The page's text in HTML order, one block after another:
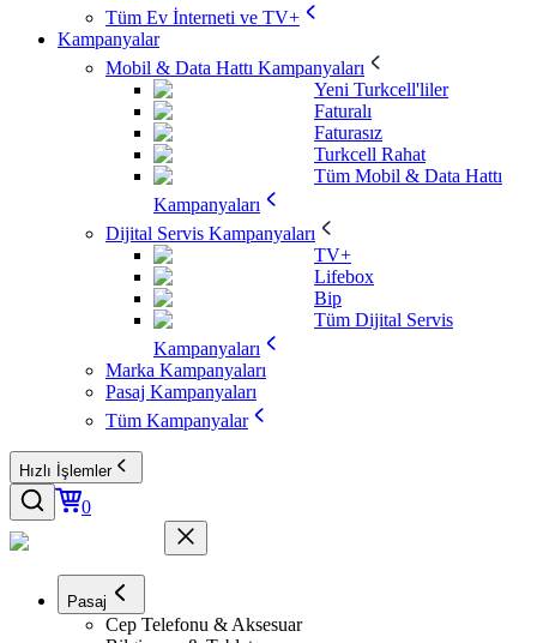
Tüm Ev İnterneti ve TV+
Kampanyalar
Mobil & Data Hattı Kampanyaları
Yeni Turkcell'liler
Faturalı
Faturasız
Turkcell Rahat
Tüm Mobil & Data Hattı
Kampanyaları
Dijital Servis Kampanyaları
TV+
Lifebox
Bip
Tüm Dijital Servis
Kampanyaları
Marka Kampanyaları
Pasaj Kampanyaları
Tüm Kampanyalar
Hızlı İşlemler
0
Pasaj
Cep Telefonu & Aksesuar